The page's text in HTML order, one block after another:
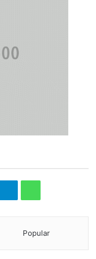
Popular